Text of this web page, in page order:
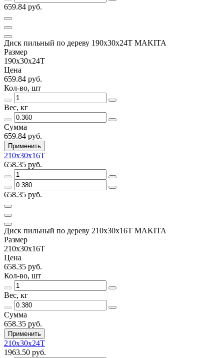
659.84 руб.
Диск пильный по дереву 190х30х24Т MAKITA
Размер
190х30х24Т
Цена
659.84 руб.
Кол-во, шт
Вес, кг
Сумма
659.84 руб.
Применить
210х30х16Т
658.35 руб.
658.35 руб.
Диск пильный по дереву 210x30x16T MAKITA
Размер
210х30х16Т
Цена
658.35 руб.
Кол-во, шт
Вес, кг
Сумма
658.35 руб.
Применить
210х30x24T
1963.50 руб.